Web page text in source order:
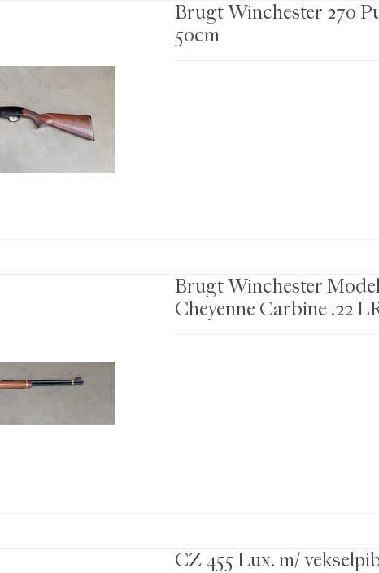
Brugt Winchester 270
50cm
Brugt Winchester
Cheyenne Carbine .22
CZ 455 Lux. m/